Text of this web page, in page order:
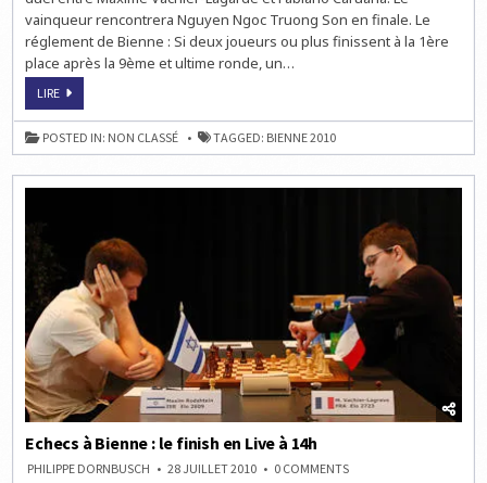
vainqueur rencontrera Nguyen Ngoc Truong Son en finale. Le
réglement de Bienne : Si deux joueurs ou plus finissent à la 1ère
place après la 9ème et ultime ronde, un…
LIREECHECS
BIENNE
:
TIE-
BREAK
POSTED IN: NON CLASSÉ TAGGED: BIENNE 2010
Echecs à Bienne : le finish en Live à 14h
PHILIPPE DORNBUSCH 28 JUILLET 2010 0 COMMENTSON